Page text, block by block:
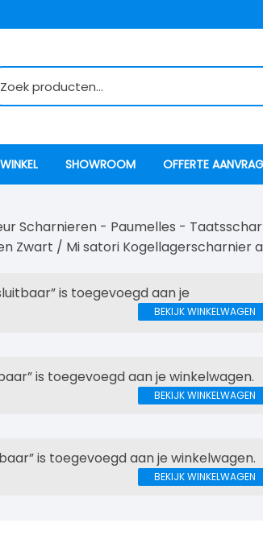
WINKEL SHOWROOM OFFERTE
Scharnieren - Paumelles -
Zwart / Mi satori Kogellagerscharnier
is toegevoegd aan je
BEKIJK WINKELWAGEN
is toegevoegd aan je winkelwagen.
BEKIJK WINKELWAGEN
is toegevoegd aan je winkelwagen.
BEKIJK WINKELWAGEN